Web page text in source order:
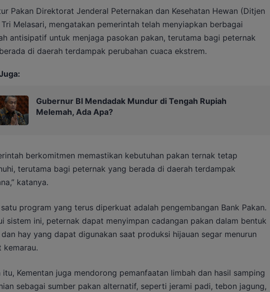
Pakan Direktorat Jenderal Peternakan dan Kesehatan Hewan (Ditjen
Tri Melasari, mengatakan pemerintah telah menyiapkan berbagai
antisipatif untuk menjaga pasokan pakan, terutama bagi peternak
di daerah terdampak perubahan cuaca ekstrem.
Gubernur BI Mendadak Mundur di Tengah Rupiah
Melemah, Ada Apa?
berkomitmen memastikan kebutuhan pakan ternak tetap
terutama bagi peternak yang berada di daerah terdampak
katanya.
satu program yang terus diperkuat adalah pengembangan Bank Pakan.
sistem ini, peternak dapat menyimpan cadangan pakan dalam bentuk
dan hay yang dapat digunakan saat produksi hijauan segar menurun
kemarau.
itu, Kementan juga mendorong pemanfaatan limbah dan hasil samping
sebagai sumber pakan alternatif, seperti jerami padi, tebon jagung,